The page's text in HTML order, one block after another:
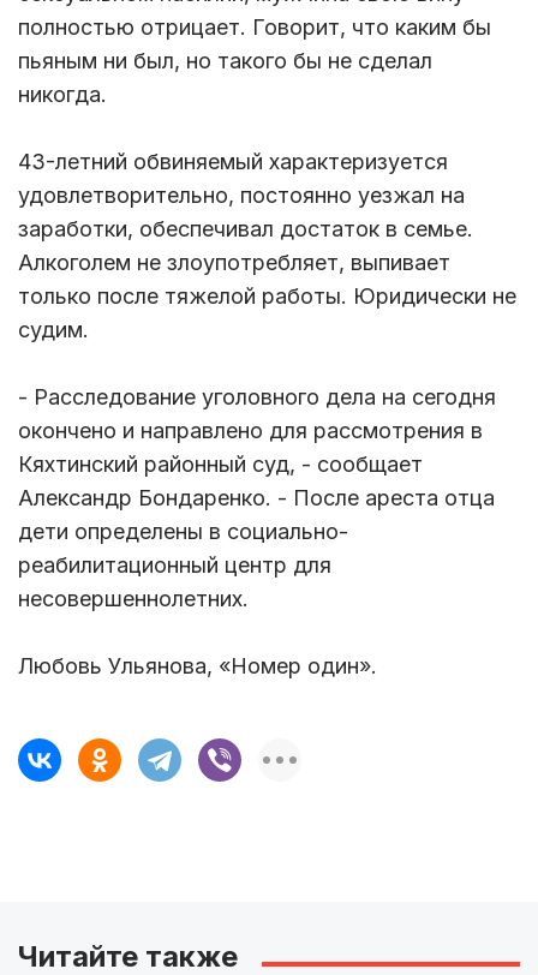
полностью отрицает. Говорит, что каким бы
пьяным ни был, но такого бы не сделал
никогда.
43-летний обвиняемый характеризуется
удовлетворительно, постоянно уезжал на
заработки, обеспечивал достаток в семье.
Алкоголем не злоупотребляет, выпивает
только после тяжелой работы. Юридически не
судим.
- Расследование уголовного дела на сегодня
окончено и направлено для рассмотрения в
Кяхтинский районный суд, - сообщает
Александр Бондаренко. - После ареста отца
дети определены в социально-
реабилитационный центр для
несовершеннолетних.
Любовь Ульянова, «Номер один».
Читайте также